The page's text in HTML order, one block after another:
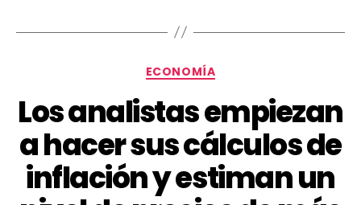
ECONOMÍA
Los analistas empiezan
a hacer sus cálculos de
inflación y estiman un